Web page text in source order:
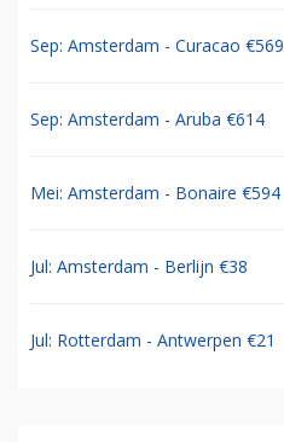
Sep: Amsterdam - Curacao €569
Sep: Amsterdam - Aruba €614
Mei: Amsterdam - Bonaire €594
Jul: Amsterdam - Berlijn €38
Jul: Rotterdam - Antwerpen €21